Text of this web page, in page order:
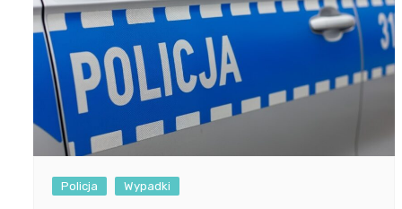
Policja Wypadki